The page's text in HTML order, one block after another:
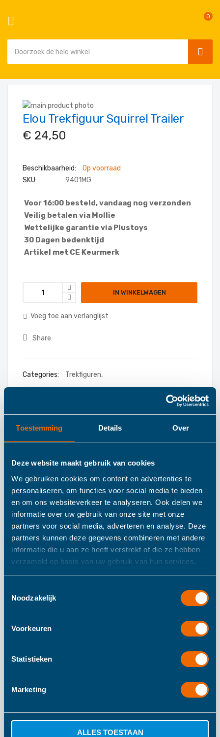
Toestemming Details Over
Deze website maakt gebruik van cookies
We gebruiken cookies om content en advertenties te
personaliseren, om functies voor social media te bieden
en om ons websiteverkeer te analyseren. Ook delen we
informatie over uw gebruik van onze site met onze
partners voor social media, adverteren en analyse. Deze
partners kunnen deze gegevens combineren met andere
informatie die u aan ze heeft verstrekt of die ze hebben
verzameld op basis van uw gebruik van hun services.
Noodzakelijk
Voorkeuren
Statistieken
Marketing
ALLES TOESTAAN
0
inhoud
Ga
naar
einde
de
afbeeldingen-
Ga
het
van
de
gallerij
Elou Trekfiguur Squirrel Trailer
€ 24,50
Op voorraad
SKU
9401MG
Voor 16:00 besteld, vandaag nog verzonden
Veilig betalen via Mollie
Wettelijke garantie via Plustoys
30 Dagen bedenktijd
Artikel met CE Keurmerk
IN WINKELWAGEN
Voeg toe aan verlanglijst
Share
Categories: Trekfiguren,
Elou Trekfiguur
Squirrel Trailer
Dit leuke trekfiguurtje van het merk Elou is gemaakt van
kurk en heeft losse eikeltjes. Op deze manier leert uw
kleine dat een eekhoorn van eiekels houd. De trailer is
makkelijk achter je aan te trekken en overal mee naar toe
informatie
Blank
1 Jaar Fabrieksgarantie